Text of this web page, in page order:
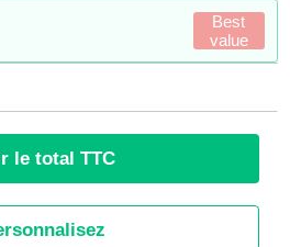
Best
value
le total TTC